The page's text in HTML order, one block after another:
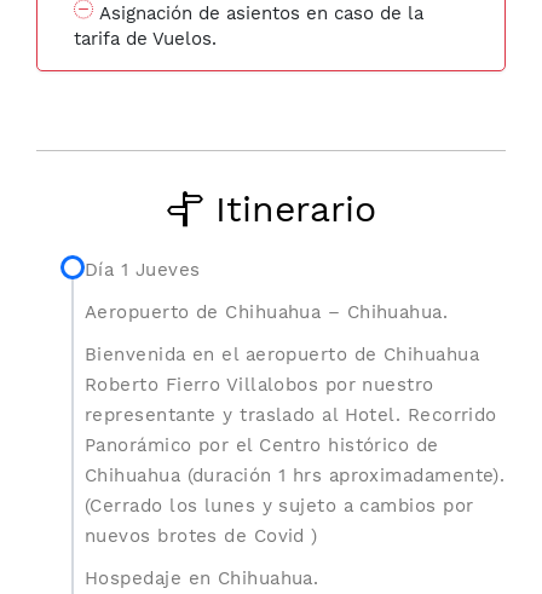
Asignación de asientos en caso de la
tarifa de Vuelos.
Itinerario
Día 1 Jueves
Aeropuerto de Chihuahua – Chihuahua.
Bienvenida en el aeropuerto de Chihuahua
Roberto Fierro Villalobos por nuestro
representante y traslado al Hotel. Recorrido
Panorámico por el Centro histórico de
Chihuahua (duración 1 hrs aproximadamente).
(Cerrado los lunes y sujeto a cambios por
nuevos brotes de Covid )
Hospedaje en Chihuahua.